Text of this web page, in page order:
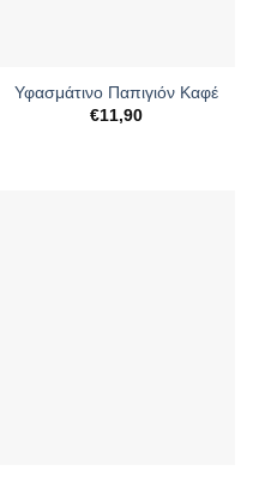
Υφασμάτινο Παπιγιόν Καφέ
€11,90